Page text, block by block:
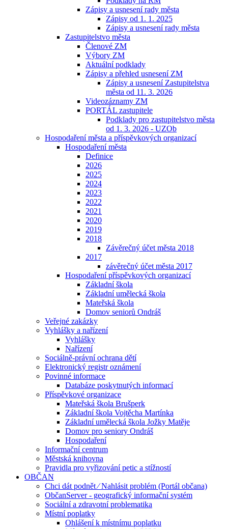
Zápisy a usnesení rady města
Zápisy od 1. 1. 2025
Zápisy a usnesení rady města
Zastupitelstvo města
Členové ZM
Výbory ZM
Aktuální podklady
Zápisy a přehled usnesení ZM
Zápisy a usnesení Zastupitelstva
města od 11. 3. 2026
Videozáznamy ZM
PORTÁL zastupitele
Podklady pro zastupitelstvo města
od 1. 3. 2026 - UZOb
Hospodaření města a příspěvkových organizací
Hospodaření města
Definice
2026
2025
2024
2023
2022
2021
2020
2019
2018
Závěrečný účet města 2018
2017
závěrečný účet města 2017
Hospodaření příspěvkových organizací
Základní škola
Základní umělecká škola
Mateřská škola
Domov seniorů Ondráš
Veřejné zakázky
Vyhlášky a nařízení
Vyhlášky
Nařízení
Sociálně-právní ochrana dětí
Elektronický registr oznámení
Povinné informace
Databáze poskytnutých informací
Příspěvkové organizace
Mateřská škola Brušperk
Základní škola Vojtěcha Martínka
Základní umělecká škola Jožky Matěje
Domov pro seniory Ondráš
Hospodaření
Informační centrum
Městská knihovna
Pravidla pro vyřizování petic a stížností
OBČAN
Chci dát podnět ⁄ Nahlásit problém (Portál občana)
ObčanServer - geografický informační systém
Sociální a zdravotní problematika
Místní poplatky
Ohlášení k místnímu poplatku